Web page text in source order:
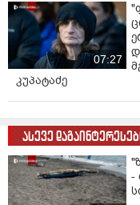
07:27
კუპატაძე
ასევე
-